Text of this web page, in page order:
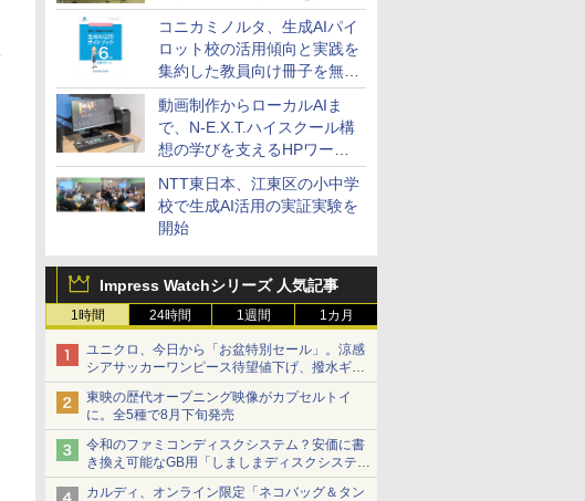
コニカミノルタ、生成AIパイ
ロット校の活用傾向と実践を
集約した教員向け冊子を無料
公開
動画制作からローカルAIま
で、N-E.X.T.ハイスクール構
想の学びを支えるHPワーク
ステーション
NTT東日本、江東区の小中学
校で生成AI活用の実証実験を
開始
Impress Watchシリーズ 人気記事
1時間 24時間 1週間 1カ月
ユニクロ、今日から「お盆特別セール」。涼感
シアサッカーワンピース待望値下げ、撥水ギア
ショーツは1990円に
東映の歴代オープニング映像がカプセルトイ
に。全5種で8月下旬発売
令和のファミコンディスクシステム？安価に書
き換え可能なGB用「しましまディスクシステ
ム」
カルディ、オンライン限定「ネコバッグ＆タン